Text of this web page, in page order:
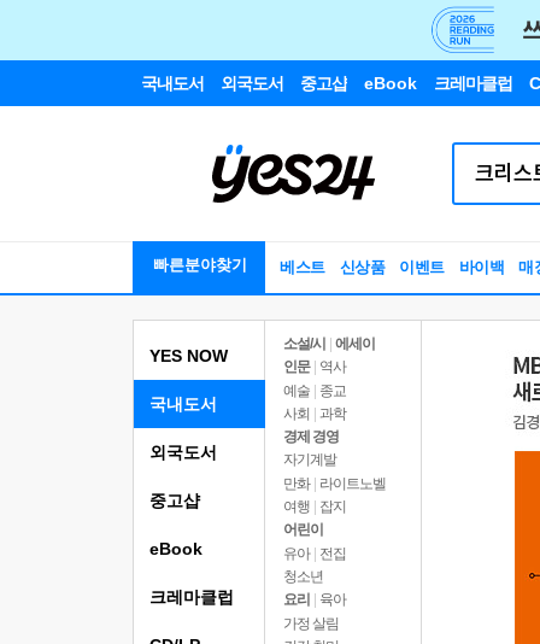
국내도서 외국도서 중고샵 eBook 크레마클럽
빠른분야찾기 베스트 신상품 이벤트 바이백 매
YES NOW
국내도서
소설/시
에세이
인문
역사
예술 | 종교
사회 | 과학
경제 경영
자기계발
만화 | 라이트노벨
여행
잡지
어린이
유아 | 전집
청소년
요리
육아
가정 살림
외국도서
중고샵
eBook
크레마클럽